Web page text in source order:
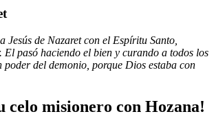
Jesús de Nazaret con el Espíritu Santo,
El pasó haciendo el bien y curando a todos los
poder del demonio, porque Dios estaba con
celo misionero con Hozana!